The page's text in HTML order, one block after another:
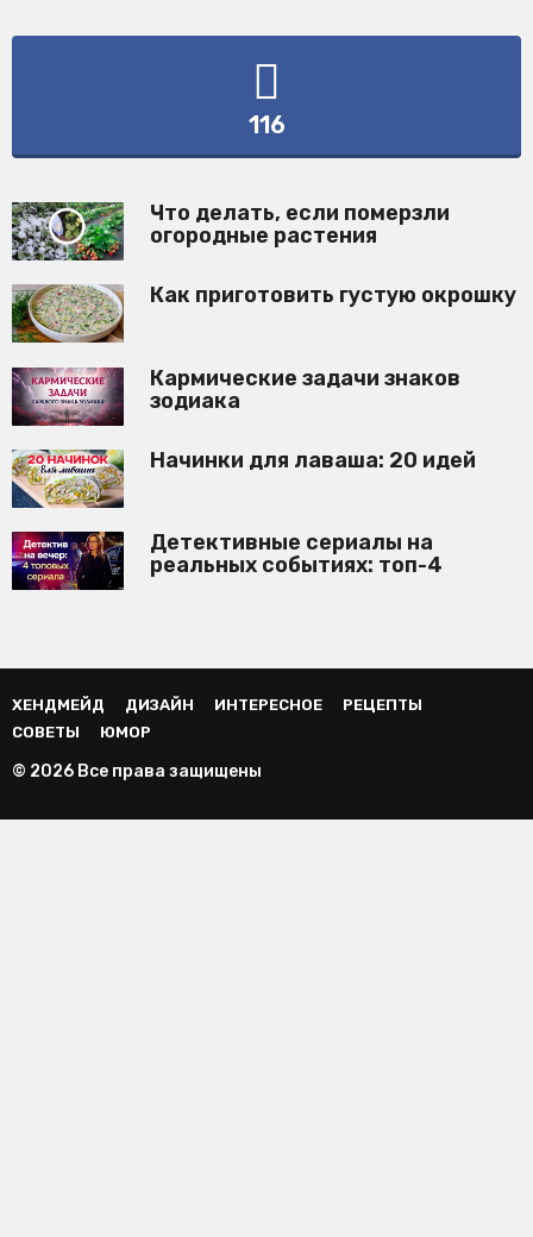
116
Что делать, если померзли
огородные растения
Как приготовить густую окрошку
Кармические задачи знаков
зодиака
Начинки для лаваша: 20 идей
Детективные сериалы на
реальных событиях: топ-4
ХЕНДМЕЙД ДИЗАЙН ИНТЕРЕСНОЕ
РЕЦЕПТЫ
СОВЕТЫ
ЮМОР
© 2026 Все права защищены